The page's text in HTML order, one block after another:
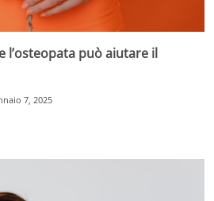
l’osteopata può aiutare il
7, 2025